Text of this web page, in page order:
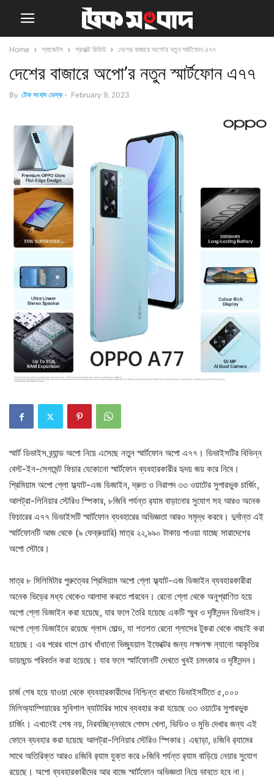
Home গ্যাজেটস প্রডাক্ট রিভিউ দেশের বাজারে অপো’র নতুন স্মার্টফোন এ৭৭
দেশের বাজারে অপো’র নতুন স্মার্টফোন এ৭৭
By টেক সংবাদ ডেস্ক - February 9, 2023
স্মার্ট ডিভাইস ব্র্যান্ড অপো নিয়ে এসেছে নতুন স্মার্টফোন অপো এ৭৭। ডিভাইসটির বিভিন্ন
বেস্ট-ইন-সেগমেন্ট ফিচার যেকোনো স্মার্টফোন ব্যবহারকারীর হৃদয় জয় করে নিবে।
প্রিমিয়াম অপো গ্লো ফ্ল্যাট-এজ ডিজাইন, দ্রুত ও নিরাপদ ৩৩ ওয়াটের সুপারভুক চার্জিং,
আলট্রা-লিনিয়ার স্টেরিও স্পিকার, ৮জিবি পর্যন্ত র‍্যাম বাড়ানোর সুযোগ সহ আরও অনেক
ফিচারের এ৭৭ ডিভাইসটি স্মার্টফোন ব্যবহারের অভিজ্ঞতা আরও সমৃদ্ধ করবে। দুর্দান্ত এই
স্মার্টফোনটি আজ থেকে (৯ ফেব্রুয়ারি) মাত্র ২২,৯৯০ টাকায় পাওয়া যাচ্ছে সারাদেশের
অপো স্টোরে।
মাত্র ৮ মিলিমিটার পুরুত্বের প্রিমিয়াম অপো গ্লো ফ্ল্যাট-এজ ডিজাইন ব্যবহারকারীরা
অনেক ভিড়ের মধ্য থেকেও আলাদা করতে পারবেন। রেনো গ্লো থেকে অনুপ্রাণিত হয়ে
অপো গ্লো ডিজাইন করা হয়েছে, যার ফলে তৈরি হয়েছে একটি স্মুথ ও দৃষ্টিনন্দন ডিভাইস।
অপো গ্লো ডিজাইনে রয়েছে গ্লাস মোল্ড, যা শতশত রেনো গ্লাসের টুকরা থেকে বাছাই করা
হয়েছে। এর পরের ধাপে চোখ ধাঁধানো ভিজ্যুয়াল ইফেক্টের জন্য লক্ষলক্ষ ন্যানো আকৃতির
ডায়মন্ডে পরিবর্তন করা হয়েছে। যার ফলে স্মার্টফোনটি দেখতে খুবই চমৎকার ও দৃষ্টিনন্দন।
চার্জ শেষ হয়ে যাওয়া থেকে ব্যবহারকারীদের নিশ্চিন্ত রাখতে ডিভাইসটিতে ৫,০০০
মিলিঅ্যাম্পিয়ারের সুবিশাল ব্যাটারির সাথে ব্যবহার করা হয়েছে ৩৩ ওয়াটের সুপারভুক
চার্জিং। এখানেই শেষ নয়, নিরবচ্ছিন্নভাবে গেমস খেলা, ভিডিও ও মুভি দেখার জন্য এই
ফোনে ব্যবহার করা হয়েছে আলট্রা-লিনিয়ার স্টেরিও স্পিকার। এছাড়া, ৪জিবি র‍্যামের
সাথে অতিরিক্ত আরও ৪জিবি র‍্যাম যুক্ত করে ৮জিবি পর্যন্ত র‍্যাম বাড়িয়ে নেয়ার সুযোগ
রয়েছে। অপো ব্যবহারকারীদের আর বাজে স্মার্টফোন অভিজ্ঞতা নিয়ে ভাবতে হবে না।